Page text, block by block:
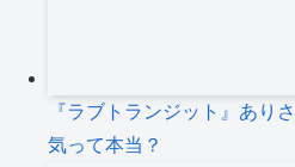
『ラブトランジット』あり
気って本当？